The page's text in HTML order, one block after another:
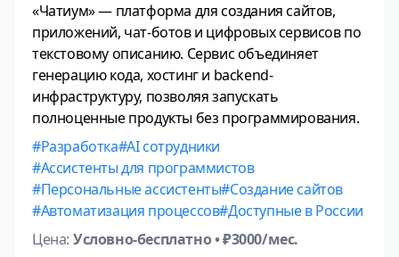
«Чатиум» — платформа для создания сайтов,
приложений, чат-ботов и цифровых сервисов по
текстовому описанию. Сервис объединяет
генерацию кода, хостинг и backend-
инфраструктуру, позволяя запускать
полноценные продукты без программирования.
Разработка AI сотрудники
Ассистенты для программистов
Персональные ассистенты Создание сайтов
Автоматизация процессов Доступные в России
Цена: Условно-бесплатно• ₽3000/мес.